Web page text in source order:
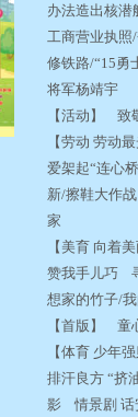
办法造出核
工商营业执照
修铁路/“15勇
将军杨靖宇
【活动】 致
【劳动 劳动
爱架起“连心
新/擦鞋大作
家
【美育 向着
赞我手儿巧
想家的竹子/
【首版】
【体育 少年
排汗良方 “挤
影 情景剧 话